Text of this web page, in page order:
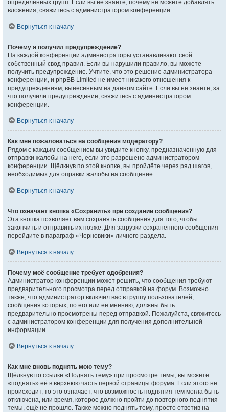
определённых групп. Если вы не знаете, почему не можете добавлять
вложения, свяжитесь с администратором конференции.
Вернуться к началу
Почему я получил предупреждение?
На каждой конференции администраторы устанавливают свой
собственный свод правил. Если вы нарушили правило, вы можете
получить предупреждение. Учтите, что это решение администратора
конференции, и phpBB Limited не имеет никакого отношения к
предупреждениям, вынесенным на данном сайте. Если вы не знаете, за
что получили предупреждение, свяжитесь с администратором
конференции.
Вернуться к началу
Как мне пожаловаться на сообщения модератору?
Рядом с каждым сообщением вы увидите кнопку, предназначенную для
отправки жалобы на него, если это разрешено администратором
конференции. Щёлкнув по этой кнопке, вы пройдёте через ряд шагов,
необходимых для оправки жалобы на сообщение.
Вернуться к началу
Что означает кнопка «Сохранить» при создании сообщения?
Эта кнопка позволяет вам сохранять сообщения для того, чтобы
закончить и отправить их позже. Для загрузки сохранённого сообщения
перейдите в параграф «Черновики» личного раздела.
Вернуться к началу
Почему моё сообщение требует одобрения?
Администратор конференции может решить, что сообщения требуют
предварительного просмотра перед отправкой на форум. Возможно
также, что администратор включил вас в группу пользователей,
сообщения которых, по его или её мнению, должны быть
предварительно просмотрены перед отправкой. Пожалуйста, свяжитесь
с администратором конференции для получения дополнительной
информации.
Вернуться к началу
Как мне вновь поднять мою тему?
Щёлкнув по ссылке «Поднять тему» при просмотре темы, вы можете
«поднять» её в верхнюю часть первой страницы форума. Если этого не
происходит, то это означает, что возможность поднятия тем могла быть
отключена, или время, которое должно пройти до повторного поднятия
темы, ещё не прошло. Также можно поднять тему, просто ответив на